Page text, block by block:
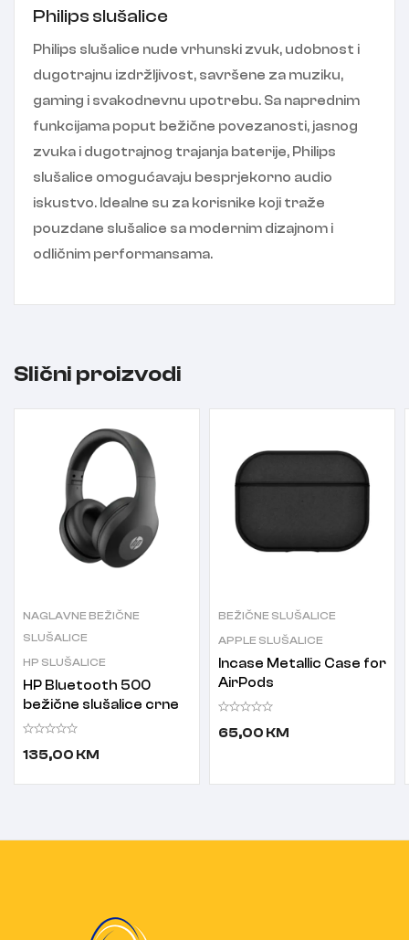
Philips slušalice
Philips slušalice nude vrhunski zvuk, udobnost i
dugotrajnu izdržljivost, savršene za muziku,
gaming i svakodnevnu upotrebu. Sa naprednim
funkcijama poput bežične povezanosti, jasnog
zvuka i dugotrajnog trajanja baterije, Philips
slušalice omogućavaju besprjekorno audio
iskustvo. Idealne su za korisnike koji traže
pouzdane slušalice sa modernim dizajnom i
odličnim performansama.
Slični proizvodi
NAGLAVNE BEŽIČNE
SLUŠALICE
HP SLUŠALICE
HP Bluetooth 500
bežične slušalice crne
135,00 KM
BEŽIČNE SLUŠALICE
APPLE SLUŠALICE
Incase Metallic Case for
AirPods
65,00 KM